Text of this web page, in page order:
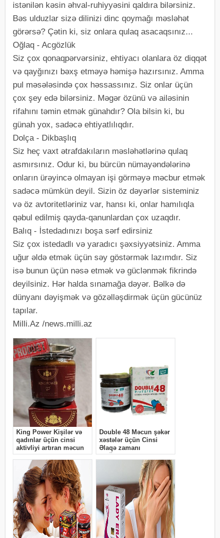
istənilən kəsin əhval-ruhiyyəsini qaldıra bilərsiniz.
Bəs ulduzlar sizə dilinizi dinc qoymağı məsləhət
görərsə? Çətin ki, siz onlara qulaq asacaqsınız...
Oğlaq - Acgözlük
Siz çox qonaqpərvərsiniz, ehtiyacı olanlara öz diqqət
və qayğınızı bəxş etməyə həmişə hazırsınız. Amma
pul məsələsində çox həssassınız. Siz onlar üçün
çox şey edə bilərsiniz. Məgər özünü və ailəsinin
rifahını təmin etmək günahdır? Ola bilsin ki, bu
günah yox, sadəcə ehtiyatlılıqdır.
Dolça - Dikbaşlıq
Siz heç vaxt ətrafdakıların məsləhətlərinə qulaq
asmırsınız. Odur ki, bu bürcün nümayəndələrinə
onların ürəyincə olmayan işi görməyə məcbur etmək
sadəcə mümkün deyil. Sizin öz dəyərlər sisteminiz
və öz avtoritetləriniz var, hansı ki, onlar hamılıqla
qəbul edilmiş qayda-qanunlardan çox uzaqdır.
Balıq - İstedadınızı boşa sərf edirsiniz
Siz çox istedadlı və yaradıcı şəxsiyyətsiniz. Amma
uğur əldə etmək üçün səy göstərmək lazımdır. Siz
isə bunun üçün nəsə etmək və güclənmək fikrində
deyilsiniz. Hər halda sınamağa dəyər. Bəlkə də
dünyanı dəyişmək və gözəlləşdirmək üçün gücünüz
tapılar.
Milli.Az /news.milli.az